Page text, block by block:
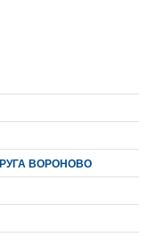
ВОРОНОВО